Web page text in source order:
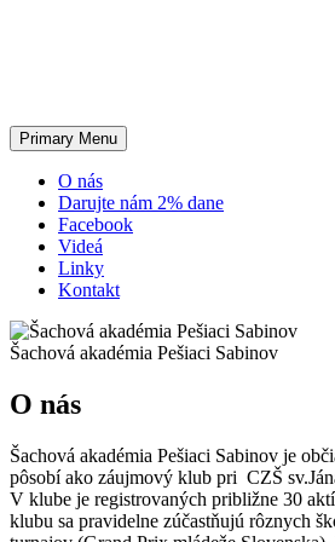
Primary Menu
O nás
Darujte nám 2% dane
Facebook
Videá
Linky
Kontakt
Šachová akadémia Pešiaci Sabinov
O nás
Šachová akadémia Pešiaci Sabinov je
pôsobí ako záujmový klub pri CZŠ
V klube je registrovaných približne 30
klubu sa pravidelne zúčastňujú rôznych